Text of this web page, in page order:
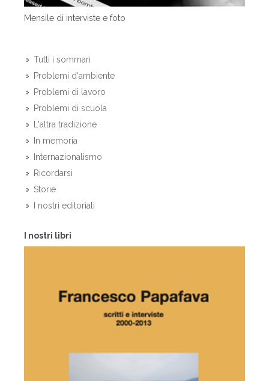
Mensile di interviste e foto
Tutti i sommari
Problemi d'ambiente
Problemi di lavoro
Problemi di scuola
L'altra tradizione
In memoria
Internazionalismo
Ricordarsi
Storie
I nostri editoriali
I nostri libri